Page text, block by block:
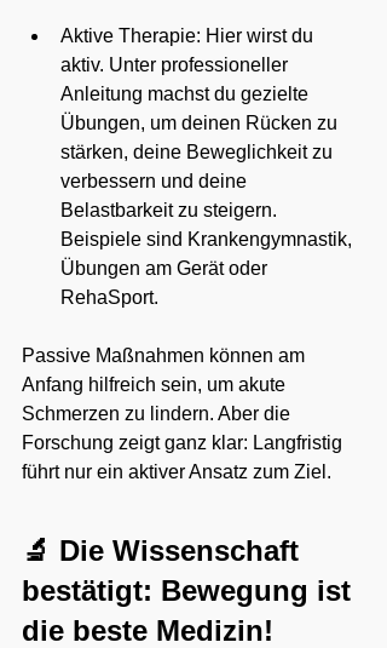
Aktive Therapie: Hier wirst du
aktiv. Unter professioneller
Anleitung machst du gezielte
Übungen, um deinen Rücken zu
stärken, deine Beweglichkeit zu
verbessern und deine
Belastbarkeit zu steigern.
Beispiele sind Krankengymnastik,
Übungen am Gerät oder
RehaSport.
Passive Maßnahmen können am
Anfang hilfreich sein, um akute
Schmerzen zu lindern. Aber die
Forschung zeigt ganz klar: Langfristig
führt nur ein aktiver Ansatz zum Ziel.
🔬 Die Wissenschaft
bestätigt: Bewegung ist
die beste Medizin!